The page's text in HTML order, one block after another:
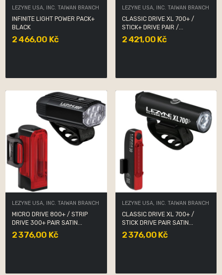
LEZYNE USA, INC. TAIWAN BRANCH
INFINITE LIGHT POWER PACK+
BLACK
2 466,00 Kč
LEZYNE USA, INC. TAIWAN BRANCH
CLASSIC DRIVE XL 700+ /
STICK+ DRIVE PAIR /...
2 421,00 Kč
LEZYNE USA, INC. TAIWAN BRANCH
MICRO DRIVE 800+ / STRIP
DRIVE 300+ PAIR SATIN...
2 376,00 Kč
LEZYNE USA, INC. TAIWAN BRANCH
CLASSIC DRIVE XL 700+ /
STICK DRIVE PAIR SATIN...
2 376,00 Kč